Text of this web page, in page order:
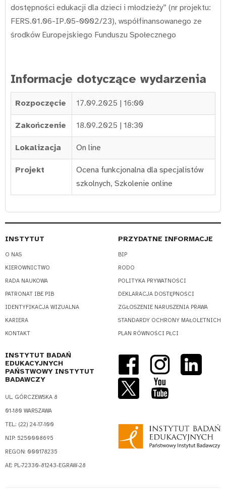
dostępności edukacji dla dzieci i młodzieży” (nr projektu:
FERS.01.06-IP.05-0002/23), współfinansowanego ze
środków Europejskiego Funduszu Społecznego
Informacje dotyczące wydarzenia
Rozpoczęcie 17.09.2025 | 16:00
Zakończenie 18.09.2025 | 18:30
Lokalizacja On line
Projekt
Ocena funkcjonalna dla specjalistów
szkolnych, Szkolenie online
INSTYTUT
O NAS
KIEROWNICTWO
RADA NAUKOWA
PATRONAT IBE PIB
IDENTYFIKACJA WIZUALNA
KARIERA
KONTAKT
PRZYDATNE INFORMACJE
BIP
RODO
POLITYKA PRYWATNOŚCI
DEKLARACJA DOSTĘPNOŚCI
ZGŁOSZENIE NARUSZENIA PRAWA
STANDARDY OCHRONY MAŁOLETNICH
PLAN RÓWNOŚCI PŁCI
INSTYTUT BADAŃ
EDUKACYJNYCH
PAŃSTWOWY INSTYTUT
BADAWCZY
UL. GÓRCZEWSKA 8
01-180 WARSZAWA
TEL.: (22) 24-17-100
NIP: 5250008695
REGON: 000178235
AE: PL-72330-81243-EGRAW-28